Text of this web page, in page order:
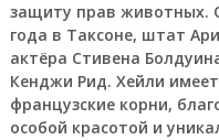
защиту прав животных.
года в Таксоне, штат
актёра Стивена
Кенджи Рид. Хейли
французские корни,
особой красотой и